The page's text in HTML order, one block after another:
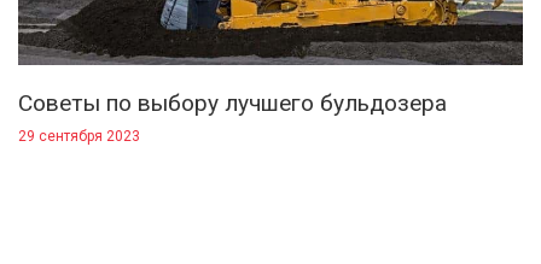
Советы по выбору лучшего бульдозера
29 сентября 2023